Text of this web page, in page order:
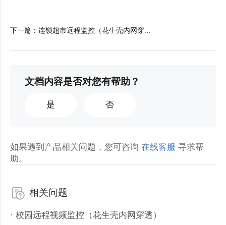
下一篇 ：连锁超市远程监控（花生壳内网穿...
文档内容是否对您有帮助？
是 否
如果遇到产品相关问题，您可咨询在线客服 寻求帮
助。
相关问题
· 校园远程视频监控（花生壳内网穿透）